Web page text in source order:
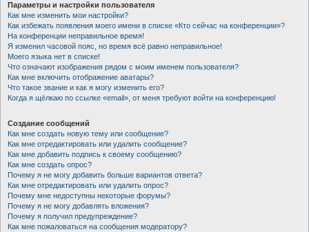
Параметры и настройки пользователя
Как мне изменить мои настройки?
Как избежать появления моего имени в списке «Кто сейчас на конференции»?
На конференции неправильное время!
Я изменил часовой пояс, но время всё равно неправильное!
Моего языка нет в списке!
Что означают изображения рядом с моим именем пользователя?
Как мне включить отображение аватары?
Что такое звание и как я могу изменить его?
Когда я щёлкаю по ссылке «email», от меня требуют войти на конференцию!
Создание сообщений
Как мне создать новую тему или сообщение?
Как мне отредактировать или удалить сообщение?
Как мне добавить подпись к своему сообщению?
Как мне создать опрос?
Почему я не могу добавить больше вариантов ответа?
Как мне отредактировать или удалить опрос?
Почему мне недоступны некоторые форумы?
Почему я не могу добавлять вложения?
Почему я получил предупреждение?
Как мне пожаловаться на сообщения модератору?